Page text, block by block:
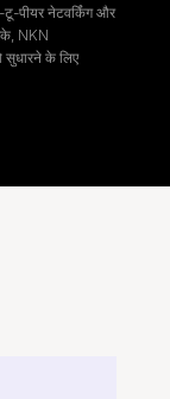
टू-पीयर नेटवर्किंग और
NKN
सुधारने के लिए